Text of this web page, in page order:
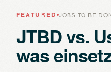
FEATURED JOBS TO BE
JTBD vs.
was